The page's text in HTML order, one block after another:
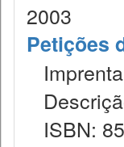
2003
Petições
ISBN: